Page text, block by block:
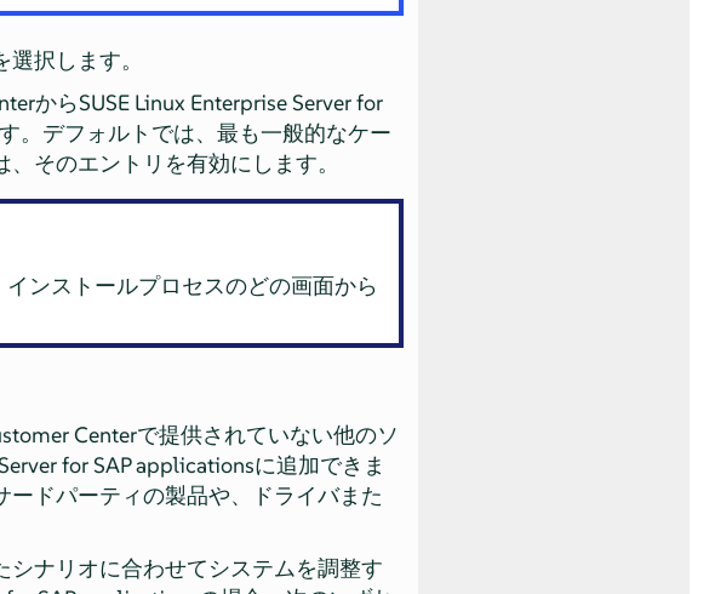
選択します。
からSUSE Linux Enterprise Server for
。デフォルトでは、最も一般的なケー
そのエントリを有効にします。
ンストールプロセスのどの画面から
Centerで提供されていない他のソ
for SAP applicationsに追加できま
ドパーティの製品や、ドライバまた
ナリオに合わせてシステムを調整す